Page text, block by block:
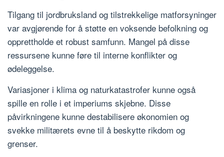
Tilgang til jordbruksland og tilstrekkelige matforsyninger
var avgjørende for å støtte en voksende befolkning og
opprettholde et robust samfunn. Mangel på disse
ressursene kunne føre til interne konflikter og
ødeleggelse.
Variasjoner i klima og naturkatastrofer kunne også
spille en rolle i et imperiums skjebne. Disse
påvirkningene kunne destabilisere økonomien og
svekke militærets evne til å beskytte rikdom og
grenser.